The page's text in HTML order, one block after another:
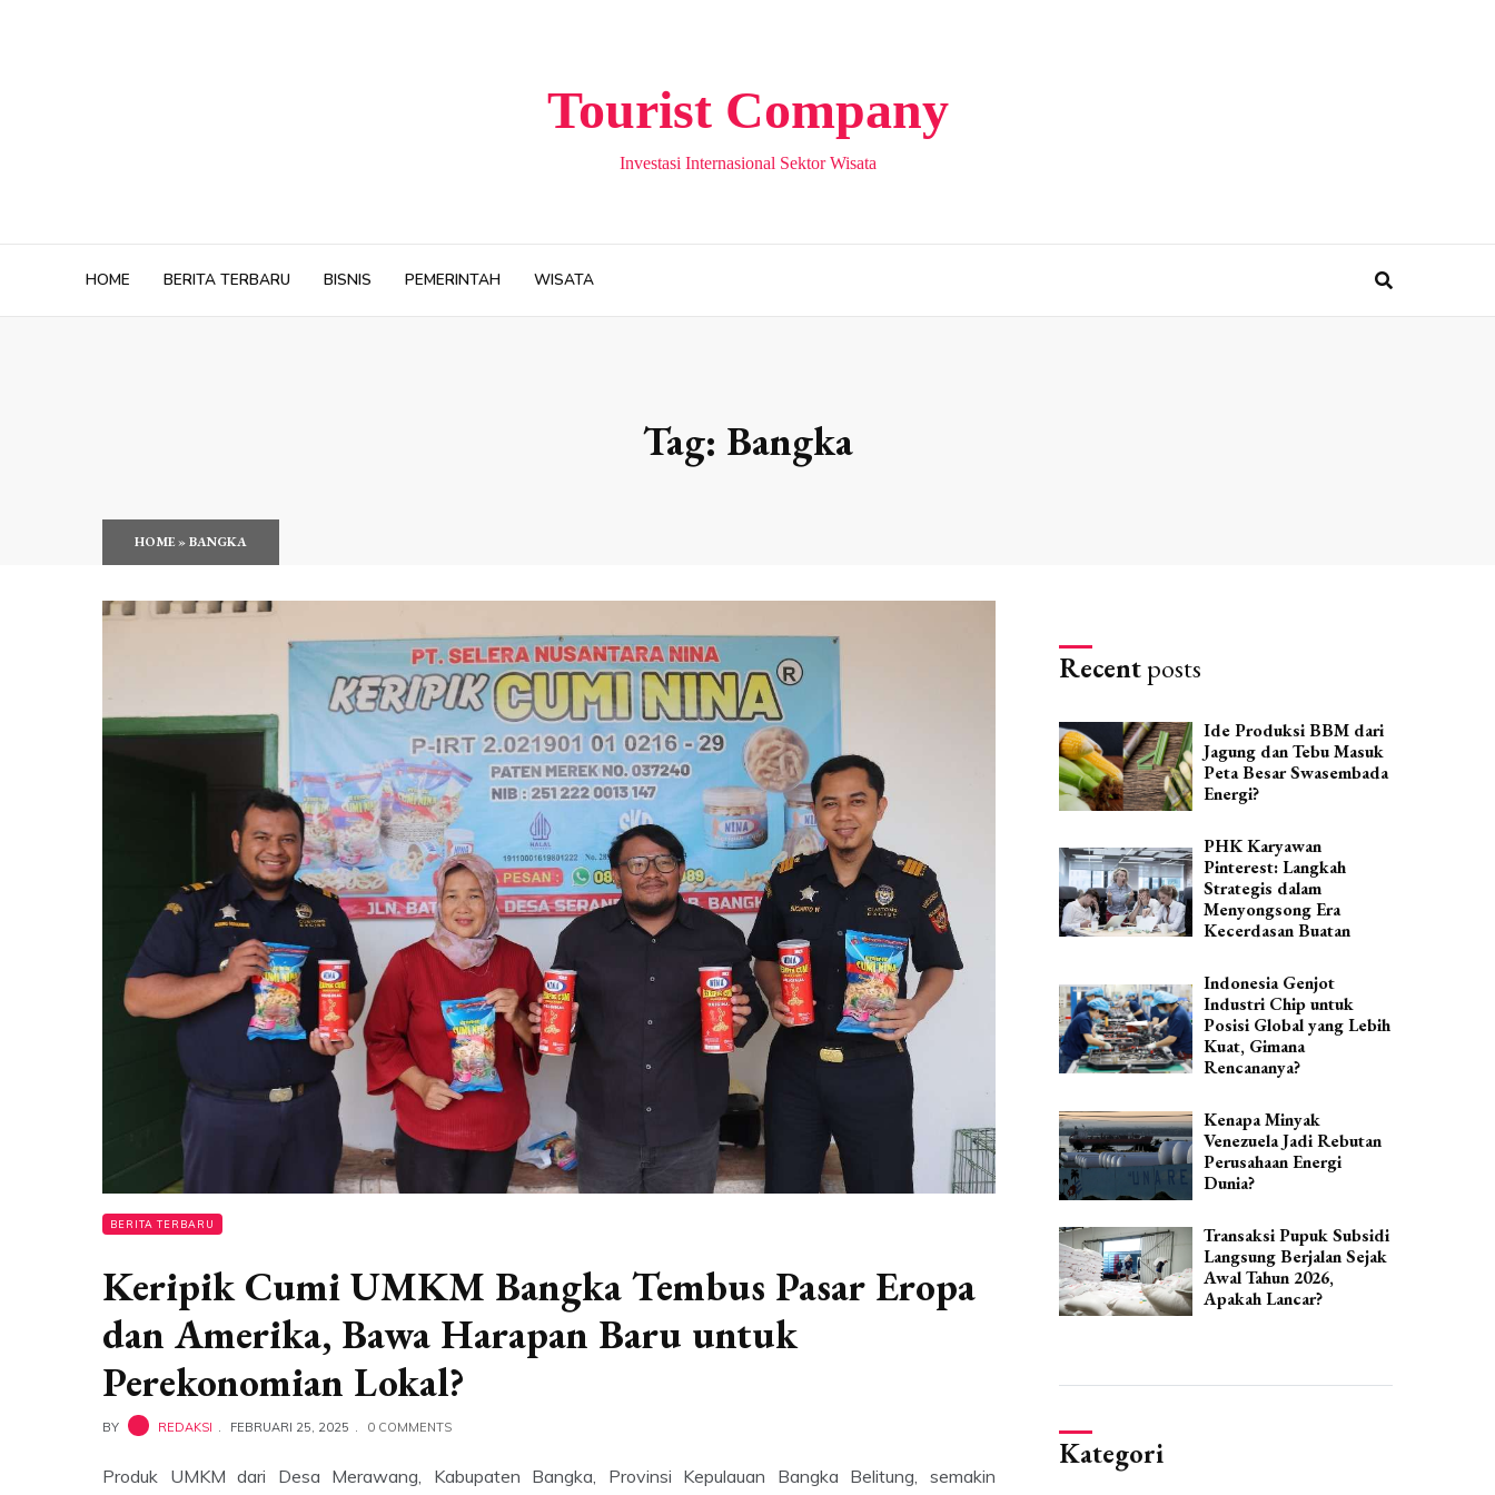
Tourist Company
Investasi Internasional Sektor Wisata
HOME BERITA TERBARU BISNIS PEMERINTAH WISATA
Tag: Bangka
HOME»BANGKA
BERITA TERBARU
Keripik Cumi UMKM Bangka Tembus Pasar Eropa
dan Amerika, Bawa Harapan Baru untuk
Perekonomian Lokal?
BY REDAKSI FEBRUARI 25, 2025 0 COMMENTS
Produk UMKM dari Desa Merawang, Kabupaten Bangka, Provinsi Kepulauan Bangka Belitung, semakin
Recentposts
Ide Produksi BBM dari
Jagung dan Tebu Masuk
Peta Besar Swasembada
Energi?
PHK Karyawan
Pinterest: Langkah
Strategis dalam
Menyongsong Era
Kecerdasan Buatan
Indonesia Genjot
Industri Chip untuk
Posisi Global yang Lebih
Kuat, Gimana
Rencananya?
Kenapa Minyak
Venezuela Jadi Rebutan
Perusahaan Energi
Dunia?
Transaksi Pupuk Subsidi
Langsung Berjalan Sejak
Awal Tahun 2026,
Apakah Lancar?
Kategori